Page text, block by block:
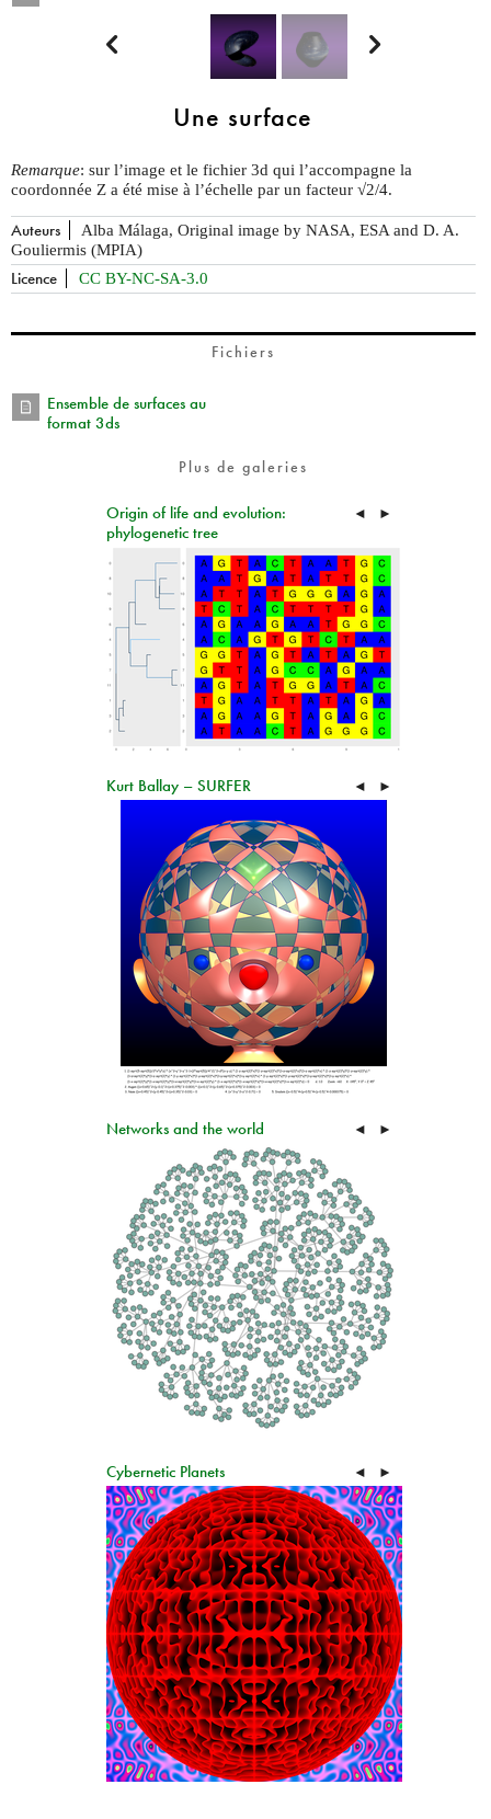
 
Une surface
Remarque: sur l’image et le fichier 3d qui l’accompagne la
coordonnée Z a été mise à l’échelle par un facteur √2/4.
Auteurs
Alba Málaga, Original image by NASA, ESA and D. A.
Gouliermis (MPIA)
Licence CC BY-NC-SA-3.0
Fichiers
Ensemble de surfaces au
format 3ds
Plus de galeries
Origin of life and evolution:
phylogenetic tree
◄ ►
Kurt Ballay – SURFER ◄ ►
Networks and the world ◄ ►
Cybernetic Planets ◄ ►